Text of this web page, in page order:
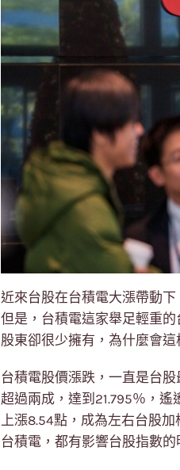
近來台股在台積電大漲帶動
但是，台積電這家舉足輕重
股東卻很少擁有，為什麼會這
台積電股價漲跌，一直是台
超過兩成，達到21.795％，
上漲8.54點，成為左右台股
台積電，都有影響台股指數的